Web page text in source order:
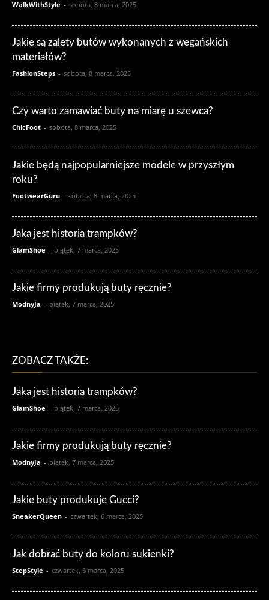
WalkWithStyle - sobota, 8 marca, 2025
Jakie są zalety butów wykonanych z wegańskich
materiałów?
FashionSteps - sobota, 8 marca, 2025
Czy warto zamawiać buty na miarę u szewca?
ChicFoot - sobota, 8 marca, 2025
Jakie będą najpopularniejsze modele w przyszłym
roku?
FootwearGuru - sobota, 8 marca, 2025
Jaka jest historia trampków?
GlamShoe - piątek, 7 marca, 2025
Jakie firmy produkują buty ręcznie?
ModnyJa - piątek, 7 marca, 2025
ZOBACZ TAKŻE:
Jaka jest historia trampków?
GlamShoe - piątek, 7 marca, 2025
Jakie firmy produkują buty ręcznie?
ModnyJa - piątek, 7 marca, 2025
Jakie buty produkuje Gucci?
SneakerQueen - czwartek, 6 marca, 2025
Jak dobrać buty do koloru sukienki?
StepStyle - czwartek, 6 marca, 2025